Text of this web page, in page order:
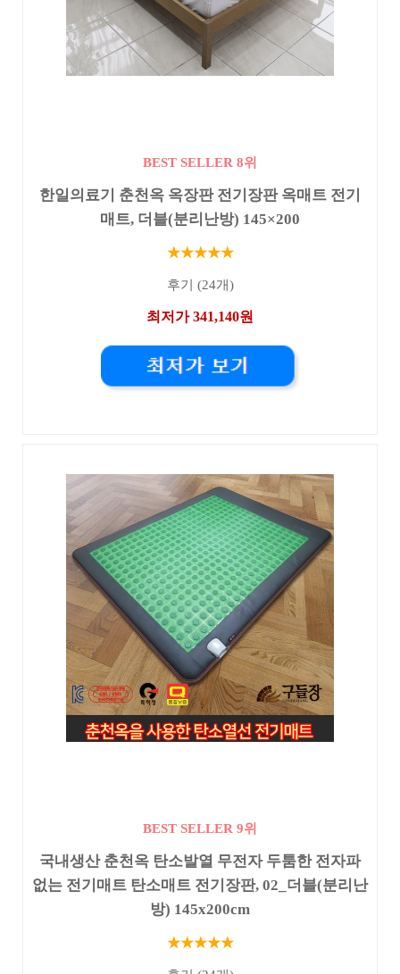
BEST SELLER 8위
한일의료기 춘천옥 옥장판 전기장판 옥매트 전기
매트, 더블(분리난방) 145×200
★★★★★
후기 (24개)
최저가 341,140원
BEST SELLER 9위
국내생산 춘천옥 탄소발열 무전자 두툼한 전자파
없는 전기매트 탄소매트 전기장판, 02_더블(분리난
방) 145x200cm
★★★★★